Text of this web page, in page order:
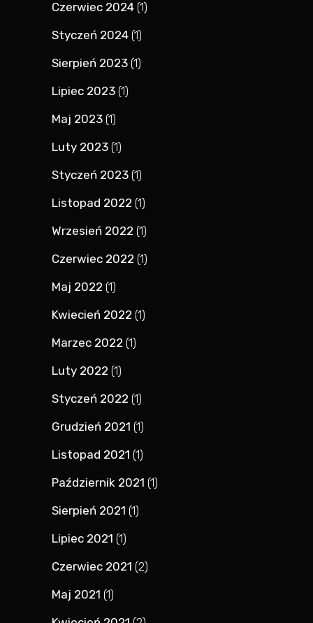
Czerwiec 2024 (1)
Styczeń 2024 (1)
Sierpień 2023 (1)
Lipiec 2023 (1)
Maj 2023 (1)
Luty 2023 (1)
Styczeń 2023 (1)
Listopad 2022 (1)
Wrzesień 2022 (1)
Czerwiec 2022 (1)
Maj 2022 (1)
Kwiecień 2022 (1)
Marzec 2022 (1)
Luty 2022 (1)
Styczeń 2022 (1)
Grudzień 2021 (1)
Listopad 2021 (1)
Październik 2021 (1)
Sierpień 2021 (1)
Lipiec 2021 (1)
Czerwiec 2021 (2)
Maj 2021 (1)